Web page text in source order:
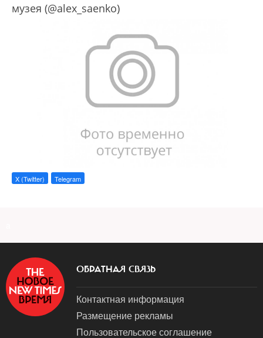
музея (@alex_saenko)
X (Twitter) Telegram
ОБРАТНАЯ СВЯЗЬ
Контактная информация
Размещение рекламы
Пользовательское соглашение